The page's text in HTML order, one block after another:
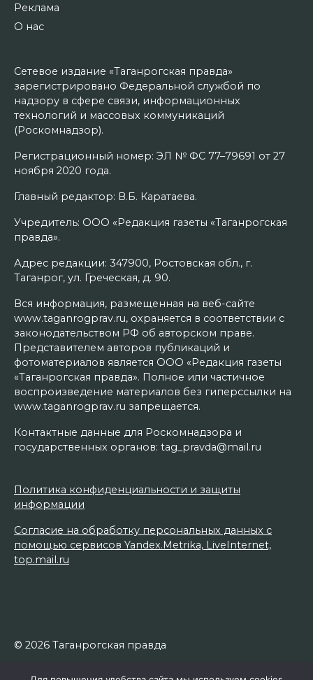
Реклама
О нас
Сетевое издание «Таганрогская правда»
зарегистрировано Федеральной службой по
надзору в сфере связи, информационных
технологий и массовых коммуникаций
(Роскомнадзор).
Регистрационный номер: ЭЛ № ФС 77–79691 от 27
ноября 2020 года.
Главный редактор: В.Б. Каратаева.
Учредитель: ООО «Редакция газеты «Таганрогская
правда».
Адрес редакции: 347900, Ростовская обл., г.
Таганрог, ул. Греческая, д. 90.
Вся информация, размещенная на веб-сайте
www.taganrogprav.ru, охраняется в соответствии с
законодательством РФ об авторском праве.
Представителем авторов публикаций и
фотоматериалов является ООО «Редакция газеты
«Таганрогская правда». Полное или частичное
воспроизведение материалов без гиперссылки на
www.taganrogprav.ru запрещается.
Контактные данные для Роскомнадзора и
государственных органов: tag_pravda@mail.ru
Политика конфиденциальности и защиты
информации
Согласие на обработку персональных данных с
помощью сервисов Yandex.Metrika, LiveInternet,
top.mail.ru
© 2026 Таганрогская правда